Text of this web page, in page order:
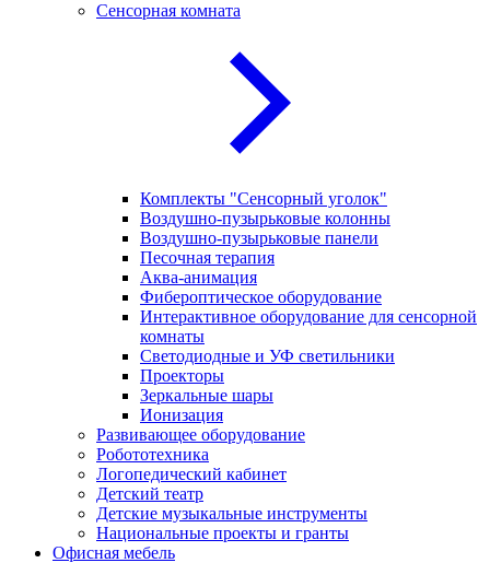
Сенсорная комната
Комплекты "Сенсорный уголок"
Воздушно-пузырьковые колонны
Воздушно-пузырьковые панели
Песочная терапия
Аква-анимация
Фибероптическое оборудование
Интерактивное оборудование для сенсорной
комнаты
Светодиодные и УФ светильники
Проекторы
Зеркальные шары
Ионизация
Развивающее оборудование
Робототехника
Логопедический кабинет
Детский театр
Детские музыкальные инструменты
Национальные проекты и гранты
Офисная мебель